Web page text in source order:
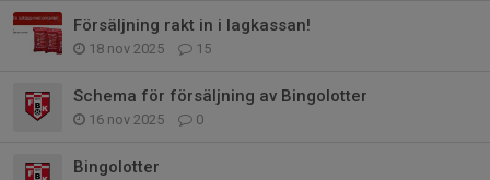
Försäljning rakt in i lagkassan!
18 nov 2025 15
Schema för försäljning av Bingolotter
16 nov 2025 0
Bingolotter